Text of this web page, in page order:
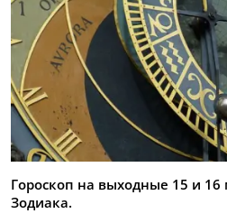
Гороскоп на выходные 15 и 16
Зодиака.